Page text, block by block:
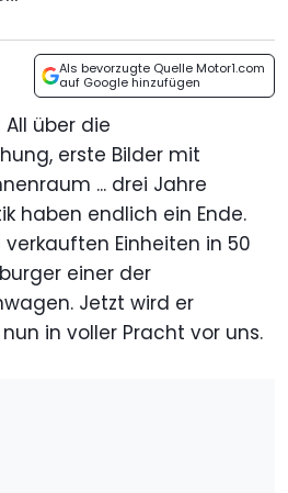
Als bevorzugte Quelle Motor1.com
auf Google hinzufügen
All über die
erste Bilder mit
... drei Jahre
haben endlich ein Ende.
verkauften Einheiten in 50
einer der
Jetzt wird er
in voller Pracht vor uns.